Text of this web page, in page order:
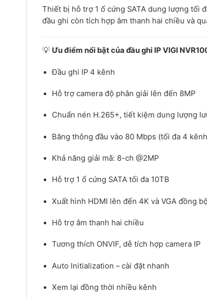
Thiết bị hỗ trợ 1 ổ cứng SATA dung lượng tối
đầu ghi còn tích hợp âm thanh hai chiều và
💡 Ưu điểm nổi bật của đầu ghi IP VIGI
Đầu ghi IP 4 kênh
Hỗ trợ camera độ phân giải lên đến 8MP
Chuẩn nén H.265+, tiết kiệm dung lượng
Băng thông đầu vào 80 Mbps (tối đa 4
Khả năng giải mã: 8-ch @2MP
Hỗ trợ 1 ổ cứng SATA tối đa 10TB
Xuất hình HDMI lên đến 4K và VGA đồng bộ
Hỗ trợ âm thanh hai chiều
Tương thích ONVIF, dễ tích hợp camera IP
Auto Initialization – cài đặt nhanh
Xem lại đồng thời nhiều kênh